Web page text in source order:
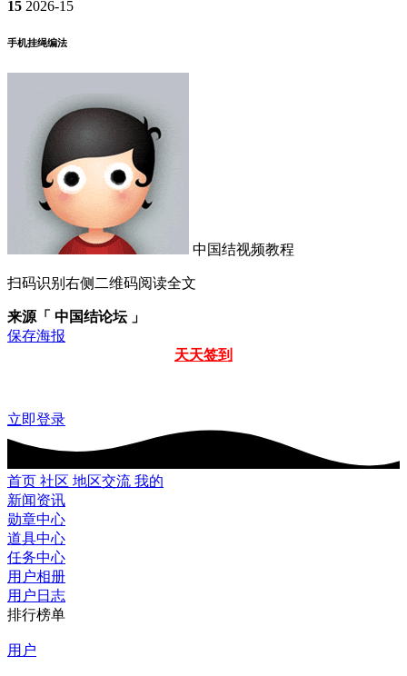
15 2026-15
手机挂绳编法
中国结视频教程
扫码识别右侧二维码阅读全文
来源「 中国结论坛 」
保存海报
天天签到
立即登录
首页 社区 地区交流 我的
新闻资讯
勋章中心
道具中心
任务中心
用户相册
用户日志
排行榜单
用户